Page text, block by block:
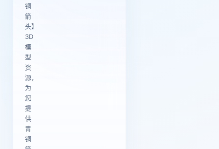
铜
箭
头】
3D
模
型
资
源，
为
您
提
供
青
铜